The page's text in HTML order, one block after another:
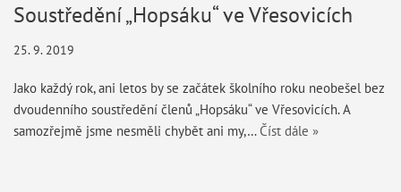
Soustředění „Hopsáku“ ve Vřesovicích
25. 9. 2019
Jako každý rok, ani letos by se začátek školního roku neobešel bez
dvoudenního soustředění členů „Hopsáku“ ve Vřesovicích. A
samozřejmě jsme nesměli chybět ani my,… Číst dále »